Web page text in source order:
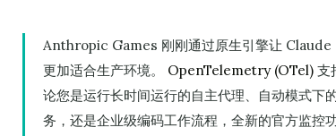
Anthropic Games 刚刚通过原生引擎让 Claude
更加适合生产环境。 OpenTelemetry (OTel) 支
论您是运行长时间运行的自主代理、自动模式下
务，还是企业级编码工作流程，全新的官方监控